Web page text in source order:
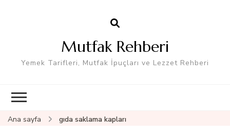
Mutfak Rehberi
Yemek Tarifleri, Mutfak İpuçları ve Lezzet Rehberi
Ana sayfa gıda saklama kapları